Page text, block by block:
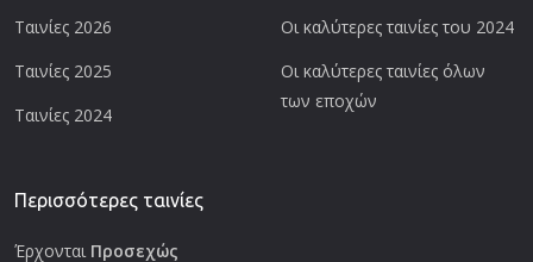
Ταινίες 2026
Ταινίες 2025
Ταινίες 2024
Οι καλύτερες ταινίες του 2024
Οι καλύτερες ταινίες όλων
των εποχών
Περισσότερες ταινίες
Έρχονται Προσεχώς